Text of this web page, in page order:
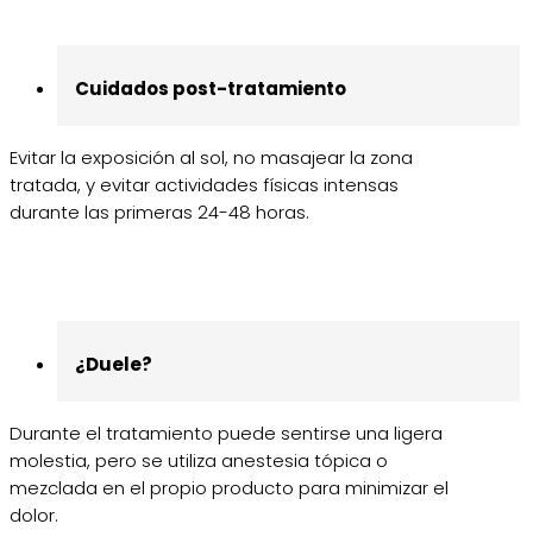
Cuidados post-tratamiento
Evitar la exposición al sol, no masajear la zona
tratada, y evitar actividades físicas intensas
durante las primeras 24-48 horas.
¿Duele?
Durante el tratamiento puede sentirse una ligera
molestia, pero se utiliza anestesia tópica o
mezclada en el propio producto para minimizar el
dolor.